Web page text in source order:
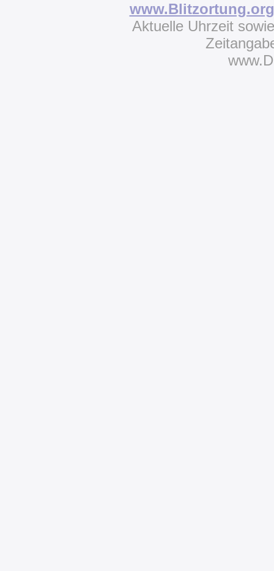
www.Blitzortung.org
Aktuelle Uhrzeit